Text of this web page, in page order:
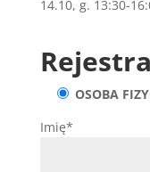
14.10, g. 13:30-
OSOBA
Imię*